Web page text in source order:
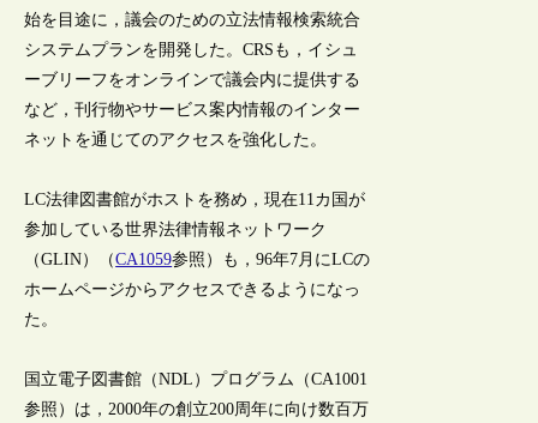
始を目途に，議会のための立法情報検索統合
システムプランを開発した。CRSも，イシュ
ーブリーフをオンラインで議会内に提供する
など，刊行物やサービス案内情報のインター
ネットを通じてのアクセスを強化した。
LC法律図書館がホストを務め，現在11カ国が
参加している世界法律情報ネットワーク
（GLIN）（CA1059参照）も，96年7月にLCの
ホームページからアクセスできるようになっ
た。
国立電子図書館（NDL）プログラム（CA1001
参照）は，2000年の創立200周年に向け数百万